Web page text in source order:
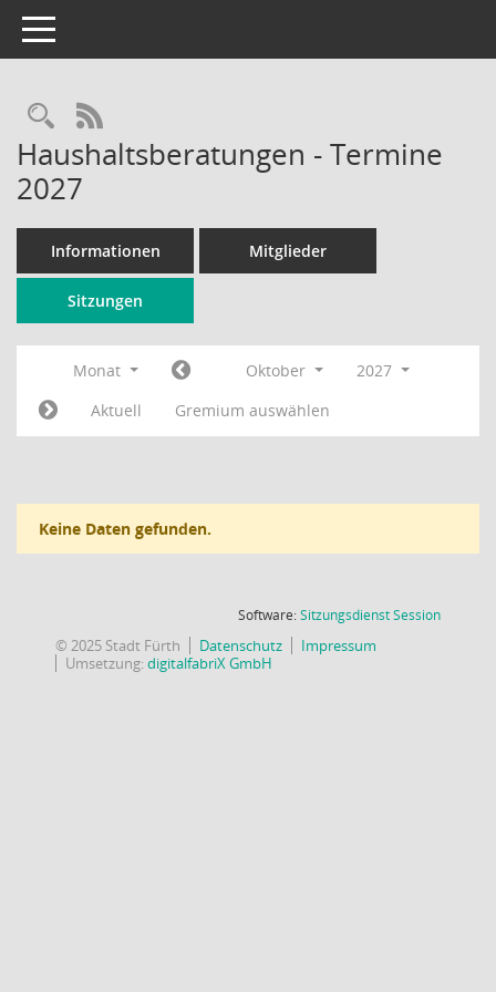
Toggle navigation
Rechercheauswahl
RSS-Feed
Haushaltsberatungen - Termine
2027
Informationen Mitglieder
Sitzungen
Monat Oktober
2027
Aktuell
Gremium auswählen
Keine Daten gefunden.
Software:SitzungsdienstSession(Wird in
© 2025 Stadt Fürth Datenschutz
Impressum
Umsetzung:digitalfabriX GmbH